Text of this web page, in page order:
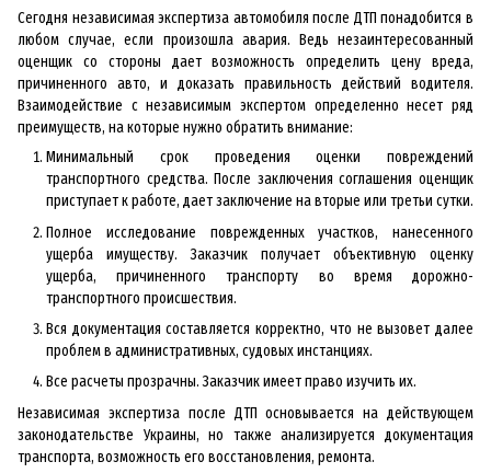
Сегодня независимая экспертиза автомобиля после ДТП понадобится в
любом случае, если произошла авария. Ведь незаинтересованный
оценщик со стороны дает возможность определить цену вреда,
причиненного авто, и доказать правильность действий водителя.
Взаимодействие с независимым экспертом определенно несет ряд
преимуществ, на которые нужно обратить внимание:
Минимальный срок проведения оценки повреждений
транспортного средства. После заключения соглашения оценщик
приступает к работе, дает заключение на вторые или третьи сутки.
Полное исследование поврежденных участков, нанесенного
ущерба имуществу. Заказчик получает объективную оценку
ущерба, причиненного транспорту во время дорожно-
транспортного происшествия.
Вся документация составляется корректно, что не вызовет далее
проблем в административных, судовых инстанциях.
Все расчеты прозрачны. Заказчик имеет право изучить их.
Независимая экспертиза после ДТП основывается на действующем
законодательстве Украины, но также анализируется документация
транспорта, возможность его восстановления, ремонта.